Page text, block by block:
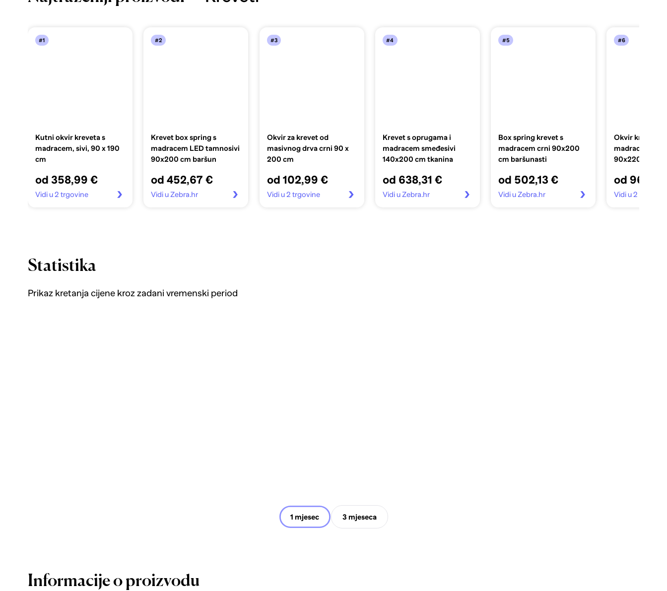
#1
Kutni okvir kreveta s
madracem, sivi, 90 x 190
cm
od 358,99 €
Vidi u 2 trgovine
#2
Krevet box spring s
madracem LED tamnosivi
90x200 cm baršun
od 452,67 €
Vidi u Zebra.hr
#3
Okvir za krevet od
masivnog drva crni 90 x
200 cm
od 102,99 €
Vidi u 2 trgovine
#4
Krevet s oprugama i
madracem smeđesivi
140x200 cm tkanina
od 638,31 €
Vidi u Zebra.hr
#5
Box spring krevet s
madracem crni 90x200
cm baršunasti
od 502,13 €
Vidi u Zebra.hr
#6
Okvir kreveta
madraca
90x220 cm
od 96,99
Vidi u 2 trgovine
Statistika
Prikaz kretanja cijene kroz zadani vremenski period
1 mjesec 3 mjeseca
Informacije o proizvodu